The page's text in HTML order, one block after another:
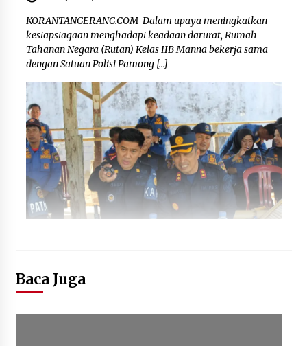
KORANTANGERANG.COM-Dalam upaya meningkatkan
kesiapsiagaan menghadapi keadaan darurat, Rumah
Tahanan Negara (Rutan) Kelas IIB Manna bekerja sama
dengan Satuan Polisi Pamong […]
Baca Juga